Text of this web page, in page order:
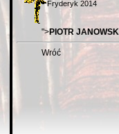
Fryderyk 2014
">PIOTR
Wróć